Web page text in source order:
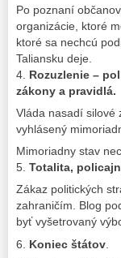
Po poznaní
organizácie, ktoré
ktoré sa nechcú
Taliansku deje.
4. Rozuzlenie –
zákony a pravidlá.
Vláda nasadí silové
vyhlásený
Mimoriadny stav
5. Totalita,
Zákaz politických
zahraničím. Blog
byť vyšetrovaný
6. Koniec štátov